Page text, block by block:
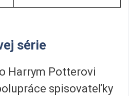
série
Harrym Potterovi
spisovateľky